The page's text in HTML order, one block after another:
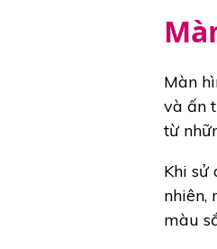
Màn
và ấn
từ
Khi sử
nhiên,
màu